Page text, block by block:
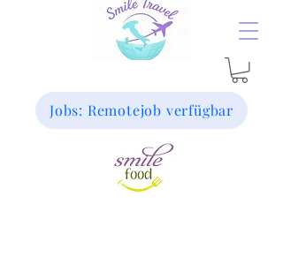
Jobs: Remotejob verfügbar